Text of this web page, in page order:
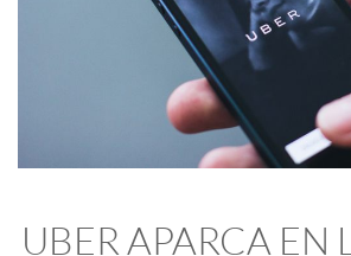
UBER APARCA EN